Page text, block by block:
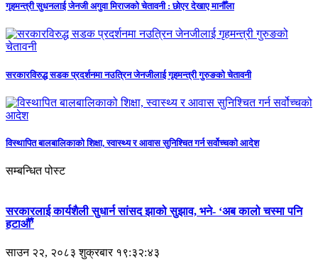
गृहमन्त्री सुधनलाई जेनजी अगुवा मिराजको चेतावनी : छोएर देखाए मानौँला
सरकारविरुद्ध सडक प्रदर्शनमा नउत्रिन जेनजीलाई गृहमन्त्री गुरुङको चेतावनी
विस्थापित बालबालिकाको शिक्षा, स्वास्थ्य र आवास सुनिश्चित गर्न सर्वोच्चको आदेश
सम्बन्धित पोस्ट
सरकारलाई कार्यशैली सुधार्न सांसद झाको सुझाव, भने- ‘अब कालो चस्मा पनि
हटाऔँ’
साउन २२, २०८३ शुक्रबार १९:३२:४३